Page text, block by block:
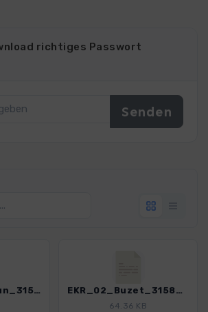
richtiges Passwort
EKR_01_Motovun_3158_1.gpx EKR_02_Buzet_3158_1.gpx
64.36 KB